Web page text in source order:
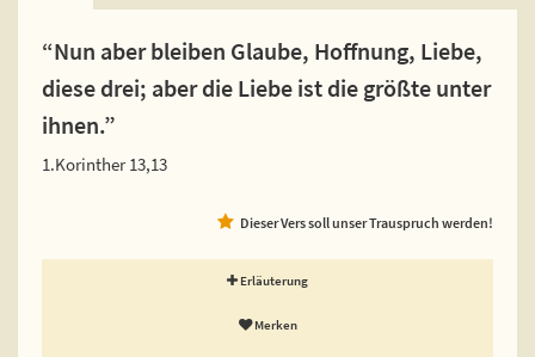
“Nun aber bleiben Glaube, Hoffnung, Liebe,
diese drei; aber die Liebe ist die größte unter
ihnen.”
1.Korinther 13,13
Dieser Vers soll unser Trauspruch werden!
Erläuterung
Merken